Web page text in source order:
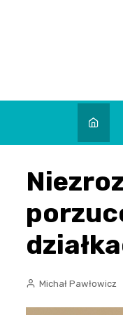
Michał Pawłowicz